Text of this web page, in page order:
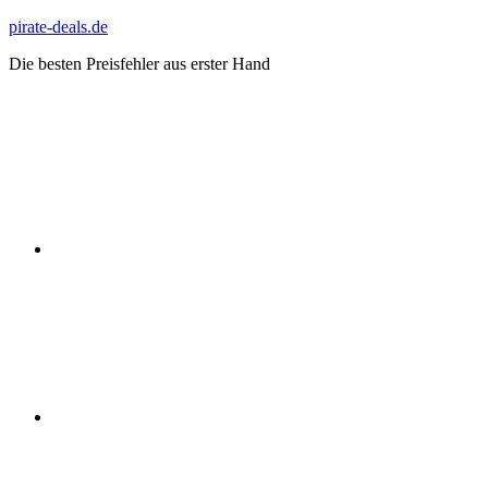
Zum
springen
pirate-deals.de
Die besten Preisfehler aus erster Hand